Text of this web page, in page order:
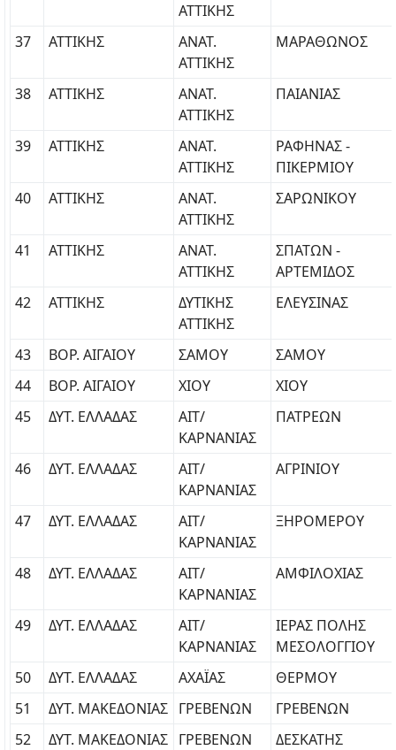
ΑΤΤΙΚΗΣ
37 ΑΤΤΙΚΗΣ
ΑΝΑΤ.
ΑΤΤΙΚΗΣ
ΜΑΡΑΘΩΝΟΣ
38 ΑΤΤΙΚΗΣ
ΑΝΑΤ.
ΑΤΤΙΚΗΣ
ΠΑΙΑΝΙΑΣ
39 ΑΤΤΙΚΗΣ
ΑΝΑΤ.
ΑΤΤΙΚΗΣ
ΡΑΦΗΝΑΣ -
ΠΙΚΕΡΜΙΟΥ
40
ΑΤΤΙΚΗΣ
ΑΝΑΤ.
ΑΤΤΙΚΗΣ
ΣΑΡΩΝΙΚΟΥ
41 ΑΤΤΙΚΗΣ
ΑΝΑΤ.
ΑΤΤΙΚΗΣ
ΣΠΑΤΩΝ -
ΑΡΤΕΜΙΔΟΣ
42
ΑΤΤΙΚΗΣ
ΔΥΤΙΚΗΣ
ΑΤΤΙΚΗΣ
ΕΛΕΥΣΙΝΑΣ
43 ΒΟΡ. ΑΙΓΑΙΟΥ ΣΑΜΟΥ
ΣΑΜΟΥ
44
ΒΟΡ. ΑΙΓΑΙΟΥ ΧΙΟΥ
ΧΙΟΥ
45
ΔΥΤ. ΕΛΛΑΔΑΣ
ΑΙΤ/
ΚΑΡΝΑΝΙΑΣ
ΠΑΤΡΕΩΝ
46 ΔΥΤ. ΕΛΛΑΔΑΣ
ΑΙΤ/
ΚΑΡΝΑΝΙΑΣ
ΑΓΡΙΝΙΟΥ
47 ΔΥΤ. ΕΛΛΑΔΑΣ
ΑΙΤ/
ΚΑΡΝΑΝΙΑΣ
ΞΗΡΟΜΕΡΟΥ
48 ΔΥΤ. ΕΛΛΑΔΑΣ
ΑΙΤ/
ΚΑΡΝΑΝΙΑΣ
ΑΜΦΙΛΟΧΙΑΣ
49 ΔΥΤ. ΕΛΛΑΔΑΣ
ΑΙΤ/
ΚΑΡΝΑΝΙΑΣ
ΙΕΡΑΣ ΠΟΛΗΣ
ΜΕΣΟΛΟΓΓΙΟΥ
50
ΔΥΤ. ΕΛΛΑΔΑΣ ΑΧΑΪΑΣ
ΘΕΡΜΟΥ
51
ΔΥΤ. ΜΑΚΕΔΟΝΙΑΣ ΓΡΕΒΕΝΩΝ
ΓΡΕΒΕΝΩΝ
52
ΔΥΤ. ΜΑΚΕΔΟΝΙΑΣ ΓΡΕΒΕΝΩΝ
ΔΕΣΚΑΤΗΣ